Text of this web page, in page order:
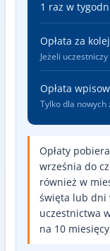
1 raz w
Opłata za
Jeżeli
Opłata
Tylko dla nowych
Opłaty
września do
również w
święta lub dni
uczestnictwa
na 10